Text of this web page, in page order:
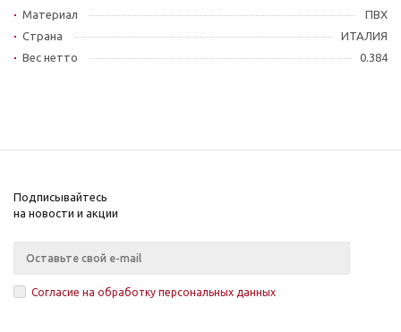
Материал
ПВХ
Страна
ИТАЛИЯ
Вес нетто
0.384
Подписывайтесь
на новости и акции
Согласие на обработку персональных данных